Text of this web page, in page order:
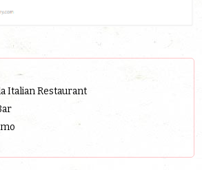
Italian Restaurant